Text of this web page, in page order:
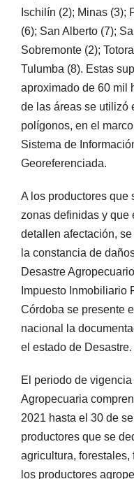
Ischilín (2); Minas (3);
(6); San Alberto (7);
Sobremonte (2);
Tulumba (8). Estas
aproximado de 60 mil
de las áreas se utilizó
polígonos, en el
Sistema de
Georeferenciada.
A los productores que
zonas definidas y que
detallen afectación,
la constancia de
Desastre
Impuesto Inmobiliario
Córdoba se presente
nacional la
el estado de Desastre.
El periodo de
Agropecuaria
2021 hasta el 30 de
productores que se
agricultura,
los productores